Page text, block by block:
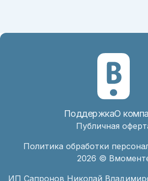
Публичная
ПоддержкаО
Политика обработки
2026 ©
ИП Сапронов Николай